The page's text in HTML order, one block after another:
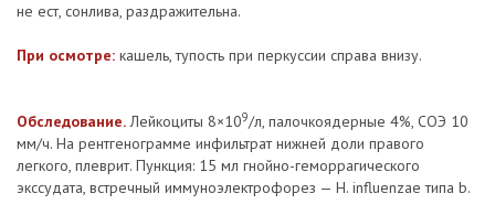
не ест, сонлива, раздражительна.
При осмотре: кашель, тупость при перкуссии справа внизу.
Обследование.Лейкоциты 8×109/л, палочкоядерные 4%, СОЭ 10
мм/ч. На рентгенограмме инфильтрат нижней доли правого
легкого, плеврит. Пункция: 15 мл гнойно-геморрагического
экссудата, встречный иммуноэлектрофорез — Н. influenzae типа b.